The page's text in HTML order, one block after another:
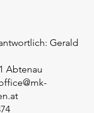
Gerald
Abtenau